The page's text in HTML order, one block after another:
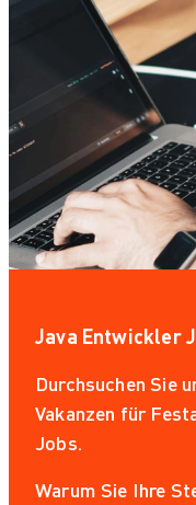
Java Entwickler
Durchsuchen Sie
Vakanzen für
Jobs.
Warum Sie Ihre